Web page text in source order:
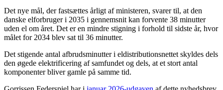
Det nye mål, der fastsættes årligt af ministeren, svarer til, at den
danske elforbruger i 2035 i gennemsnit kan forvente 38 minutter
uden el om året. Det er en mindre stigning i forhold til sidste år, hvor
målet for 2034 blev sat til 36 minutter.
Det stigende antal afbrudsminutter i eldistributionsnettet skyldes dels
den øgede elektrificering af samfundet og dels, at et stort antal
komponenter bliver gamle på samme tid.